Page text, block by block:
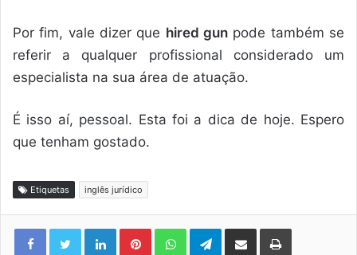
Por fim, vale dizer que hired gun pode também se
referir a qualquer profissional considerado um
especialista na sua área de atuação.
É isso aí, pessoal. Esta foi a dica de hoje. Espero
que tenham gostado.
Etiquetas inglês jurídico
LinkedinPinterestWhatsAppTelegram
Compartilhar via e-mail Imprimir